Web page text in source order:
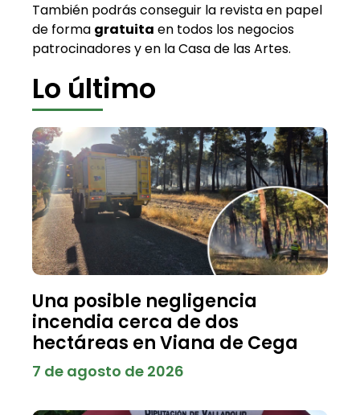
También podrás conseguir la revista en papel
de forma gratuita en todos los negocios
patrocinadores y en la Casa de las Artes.
Lo último
Una posible negligencia
incendia cerca de dos
hectáreas en Viana de Cega
7 de agosto de 2026